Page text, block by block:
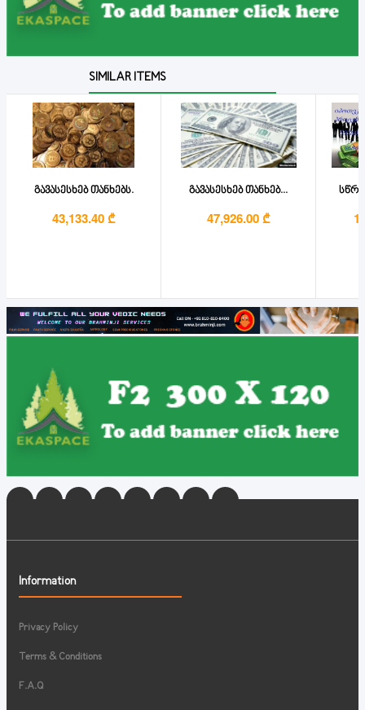
SIMILAR ITEMS
გავასესხებ თანხებს.
43,133.40 ₾
გავასესხებ თანხებ...
47,926.00 ₾
Information
Privacy Policy
Terms & Conditions
F.A.Q